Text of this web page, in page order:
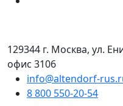
129344 г. Москва, ул.
офис 3106
info@altendorf-
8 800 550-20-54